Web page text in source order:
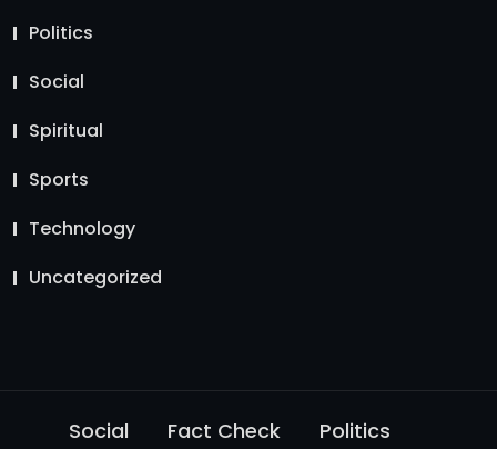
Politics
Social
Spiritual
Sports
Technology
Uncategorized
Social Fact Check
Politics